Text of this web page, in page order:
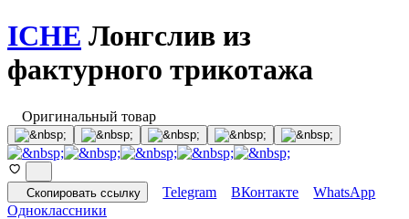
ICHE Лонгслив из
фактурного трикотажа
Оригинальный товар
Скопировать ссылку Telegram ВКонтакте
WhatsApp
Одноклассники